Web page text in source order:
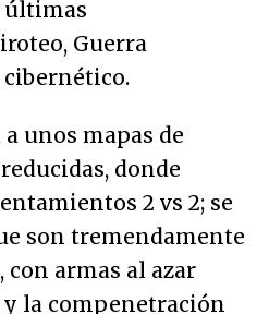
últimas
Guerra
unos mapas de
donde
2 vs 2; se
son tremendamente
armas al azar
la compenetración